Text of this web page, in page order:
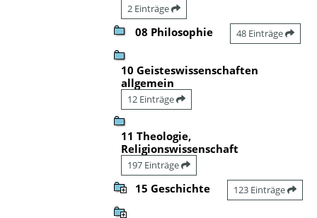
2 Einträge
08 Philosophie 48 Einträge
10 Geisteswissenschaften
allgemein
12 Einträge
11 Theologie,
Religionswissenschaft
197 Einträge
15 Geschichte 123 Einträge